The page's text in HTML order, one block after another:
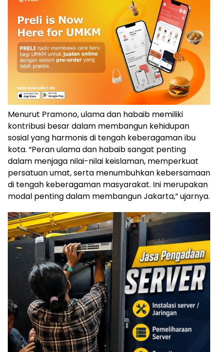
Menurut Pramono, ulama dan habaib memiliki
kontribusi besar dalam membangun kehidupan
sosial yang harmonis di tengah keberagaman ibu
kota. “Peran ulama dan habaib sangat penting
dalam menjaga nilai-nilai keislaman, memperkuat
persatuan umat, serta menumbuhkan kebersamaan
di tengah keberagaman masyarakat. Ini merupakan
modal penting dalam membangun Jakarta,” ujarnya.